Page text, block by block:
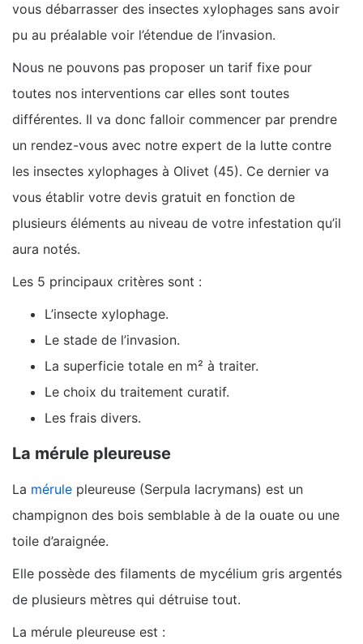
vous débarrasser des insectes xylophages sans avoir
pu au préalable voir l’étendue de l’invasion.
Nous ne pouvons pas proposer un tarif fixe pour
toutes nos interventions car elles sont toutes
différentes. Il va donc falloir commencer par prendre
un rendez-vous avec notre expert de la lutte contre
les insectes xylophages à Olivet (45). Ce dernier va
vous établir votre devis gratuit en fonction de
plusieurs éléments au niveau de votre infestation qu’il
aura notés.
Les 5 principaux critères sont :
L’insecte xylophage.
Le stade de l’invasion.
La superficie totale en m² à traiter.
Le choix du traitement curatif.
Les frais divers.
La mérule pleureuse
La mérule pleureuse (Serpula lacrymans) est un
champignon des bois semblable à de la ouate ou une
toile d’araignée.
Elle possède des filaments de mycélium gris argentés
de plusieurs mètres qui détruise tout.
La mérule pleureuse est :